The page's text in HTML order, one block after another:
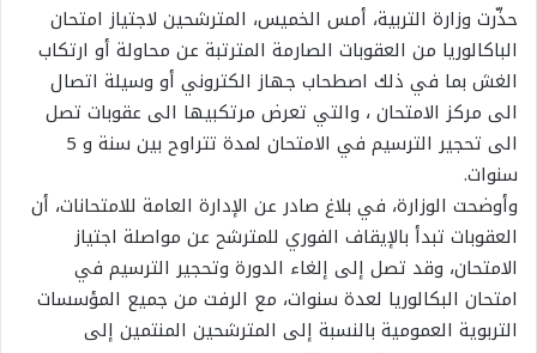
حذّرت وزارة التربية، أمس الخميس، المترشحين لاجتياز امتحان
الباكالوريا من العقوبات الصارمة المترتبة عن محاولة أو ارتكاب
الغش بما في ذلك اصطحاب جهاز الكتروني أو وسيلة اتصال
الى مركز الامتحان ، والتي تعرض مرتكبيها الى عقوبات تصل
الى تحجير الترسيم في الامتحان لمدة تتراوح بين سنة و 5
سنوات.
وأوضحت الوزارة، في بلاغ صادر عن الإدارة العامة للامتحانات، أن
العقوبات تبدأ بالإيقاف الفوري للمترشح عن مواصلة اجتياز
الامتحان، وقد تصل إلى إلغاء الدورة وتحجير الترسيم في
امتحان البكالوريا لعدة سنوات، مع الرفت من جميع المؤسسات
التربوية العمومية بالنسبة إلى المترشحين المنتمين إلى